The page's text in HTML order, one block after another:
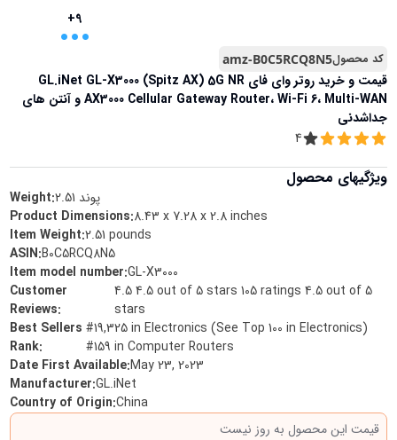
+9
...
کد محصولamz-B0C5RCQ8N5
قیمت و خرید
روتر وای فای GL.iNet GL-X3000 (Spitz AX) 5G NR
AX3000 Cellular Gateway Router، Wi-Fi 6، Multi-WAN و آنتن های
جداشدنی
4
ویژگیهای محصول
Weight:2.51 پوند
Product Dimensions:8.43 x 7.28 x 2.8 inches
Item Weight:2.51 pounds
ASIN:B0C5RCQ8N5
Item model number:GL-X3000
Customer
Reviews:
4.5 4.5 out of 5 stars 105 ratings 4.5 out of 5
stars
Best Sellers
Rank:
#19,325 in Electronics (See Top 100 in Electronics)
#159 in Computer Routers
Date First Available:May 23, 2023
Manufacturer:GL.iNet
Country of Origin:China
قیمت این محصول به روز نیست